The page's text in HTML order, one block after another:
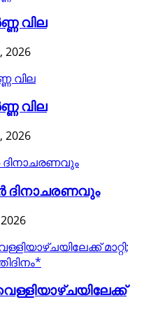
വില
2026
വില
2026
ദിനാചരണവും